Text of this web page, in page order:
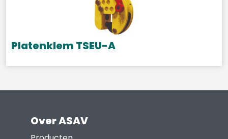
gekozen
op
Platenklem TSEU-A
Over ASAV